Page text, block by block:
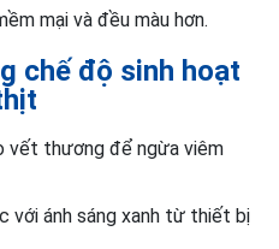
mại và đều màu hơn.
chế độ sinh hoạt
vết thương để ngừa viêm
với ánh sáng xanh từ thiết bị